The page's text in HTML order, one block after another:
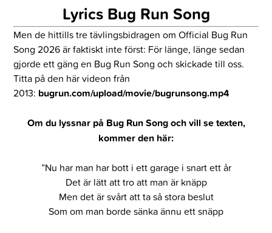
Lyrics Bug Run Song
Men de hittills tre tävlingsbidragen om Official Bug Run
Song 2026 är faktiskt inte först: För länge, länge sedan
gjorde ett gäng en Bug Run Song och skickade till oss.
Titta på den här videon från
2013: bugrun.com/upload/movie/bugrunsong.mp4
Om du lyssnar på Bug Run Song och vill se texten,
kommer den här:
”Nu har man har bott i ett garage i snart ett år
Det är lätt att tro att man är knäpp
Men det är svårt att ta så stora beslut
Som om man borde sänka ännu ett snäpp